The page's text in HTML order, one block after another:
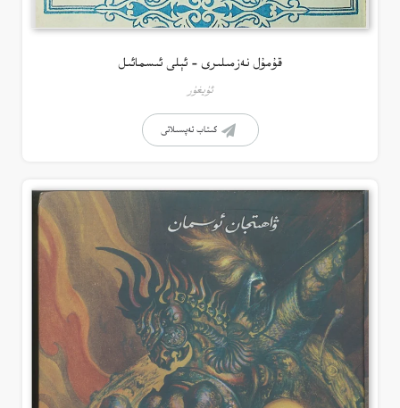
قۇمۇل نەزمىلىرى – ئېلى ئىسمائىل
ئۇيغۇر
كىتاب تەپسىلاتى